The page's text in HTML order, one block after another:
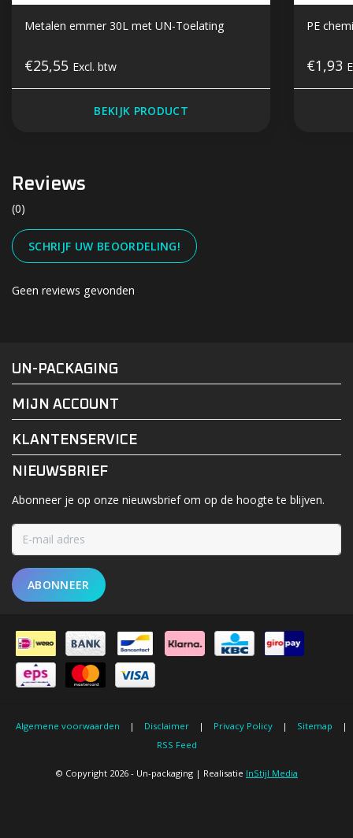
Metalen emmer 30L met UN-Toelating
€25,55 Excl. btw
BEKIJK PRODUCT
PE
€1,93
Reviews
(0)
SCHRIJF UW BEOORDELING!
Geen reviews gevonden
FACEBOOK
UN-PACKAGING
MIJN ACCOUNT
KLANTENSERVICE
NIEUWSBRIEF
Abonneer je op onze nieuwsbrief om op de hoogte te blijven.
ABONNEER
Algemene voorwaarden | Disclaimer | Privacy Policy | Sitemap
|
RSS Feed
© Copyright 2026 - Un-packaging | Realisatie InStijl Media